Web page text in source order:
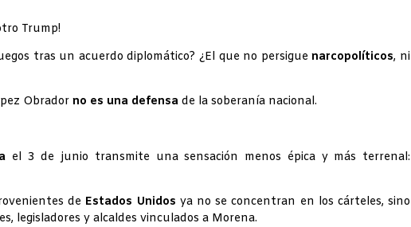
Trump!
tras un acuerdo diplomático? ¿El que no persiguenarcopolíticos, ni
Obradorno es una defensa de la soberanía nacional.
el 3 de junio transmite una sensación menos épica y más terrenal:
de Estados Unidos ya no se concentran en los cárteles, sino
legisladores y alcaldes vinculados a Morena.